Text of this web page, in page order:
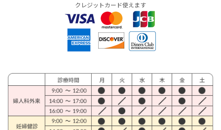
クレジットカード使えます